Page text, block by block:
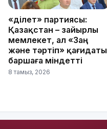
«Әділет» партиясы:
Қазақстан – зайырлы
мемлекет, ал «Заң
және тәртіп» қағидаты
баршаға міндетті
8 тамыз, 2026